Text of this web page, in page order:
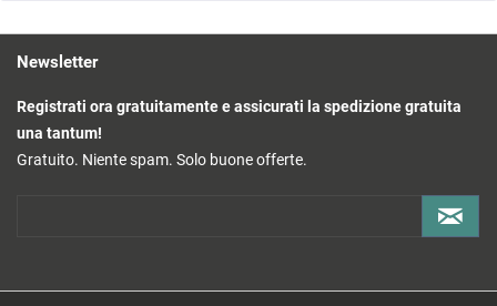
Grado di protezione: IP67
Dimensioni: circa 65 × 65 × 60 mm
Peso: circa 265 g
Tasso di falsi allarmi: molto basso
Newsletter
Registrati ora gratuitamente e assicurati la spedizione gratuita
una tantum!
Gratuito. Niente spam. Solo buone offerte.